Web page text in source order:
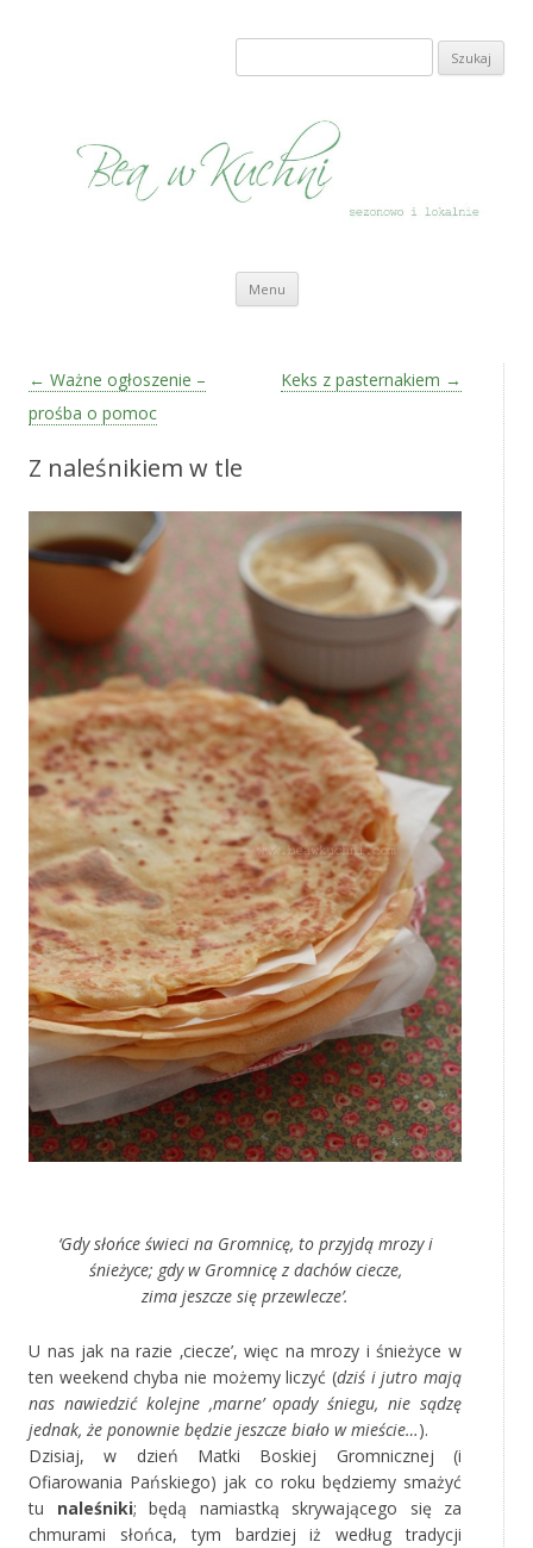
Szukaj:
Menu Przeskocz do treści
Zobacz wpisy
← Ważne ogłoszenie –
prośba o pomoc
Keks z pasternakiem →
Z naleśnikiem w tle
‘Gdy słońce świeci na Gromnicę, to przyjdą mrozy i
śnieżyce; gdy w Gromnicę z dachów ciecze,
zima jeszcze się przewlecze’.
U nas jak na razie ‚ciecze’, więc na mrozy i śnieżyce w
ten weekend chyba nie możemy liczyć (dziś i jutro mają
nas nawiedzić kolejne ‚marne’ opady śniegu, nie sądzę
jednak, że ponownie będzie jeszcze biało w mieście…).
Dzisiaj, w dzień Matki Boskiej Gromnicznej (i
Ofiarowania Pańskiego) jak co roku będziemy smażyć
tu naleśniki; będą namiastką skrywającego się za
chmurami słońca, tym bardziej iż według tradycji